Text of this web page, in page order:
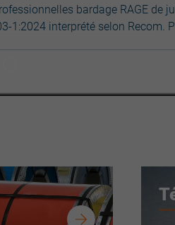
bardage RAGE de
1:2024 interprété selon Recom.